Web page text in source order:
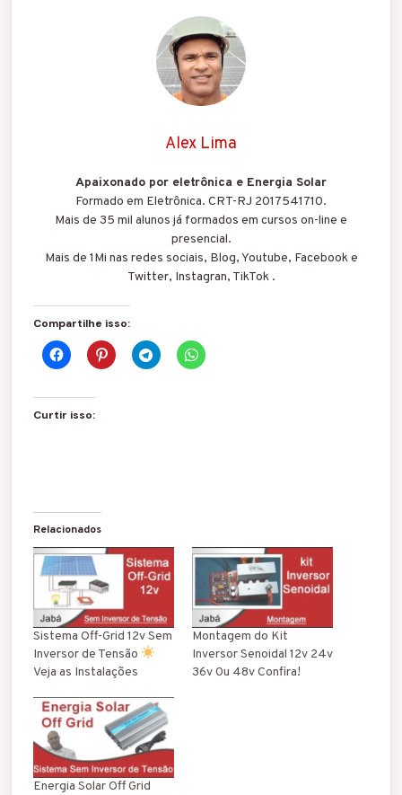
Alex Lima
Apaixonado por eletrônica e Energia Solar
Formado em Eletrônica. CRT-RJ 2017541710.
Mais de 35 mil alunos já formados em cursos on-line e
presencial.
Mais de 1Mi nas redes sociais, Blog, Youtube, Facebook e
Twitter, Instagran, TikTok .
Compartilhe isso:
Curtir isso:
Relacionados
Sistema Off-Grid 12v Sem
Inversor de Tensão
Veja as Instalações
Montagem do Kit
Inversor Senoidal 12v 24v
36v 0u 48v Confira!
Energia Solar Off Grid